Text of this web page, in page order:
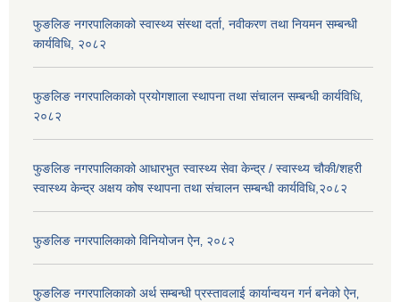
फुङलिङ नगरपालिकाको स्वास्थ्य संस्था दर्ता, नवीकरण तथा नियमन सम्बन्धी
कार्यविधि, २०८२
फुङलिङ नगरपालिकाको प्रयोगशाला स्थापना तथा संचालन सम्बन्धी कार्यविधि‚
२०८२
फुङलिङ नगरपालिकाको आधारभुत स्वास्थ्य सेवा केन्द्र / स्वास्थ्य चौकी/शहरी
स्वास्थ्य केन्द्र अक्षय कोष स्थापना तथा संचालन सम्बन्धी कार्यविधि,२०८२
फुङलिङ नगरपालिकाको विनियोजन ऐन‚ २०८२
फुङलिङ नगरपालिकाको अर्थ सम्बन्धी प्रस्तावलाई कार्यान्वयन गर्न बनेको ऐन‚